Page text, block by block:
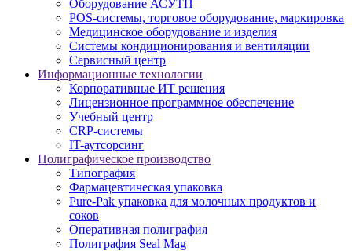
Оборудование АСУТП
POS-системы, торговое оборудование, маркировка
Медицинское оборудование и изделия
Системы кондиционирования и вентиляции
Сервисный центр
Информационные технологии
Корпоративные ИТ решения
Лицензионное программное обеспечение
Учебный центр
CRP-системы
IT-аутсорсинг
Полиграфическое производство
Типография
Фармацевтическая упаковка
Pure-Pak упаковка для молочных продуктов и
соков
Оперативная полиграфия
Полиграфия Seal Mag